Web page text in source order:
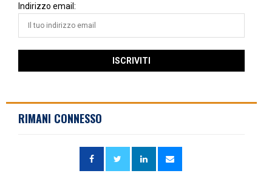
Indirizzo email:
RIMANI CONNESSO